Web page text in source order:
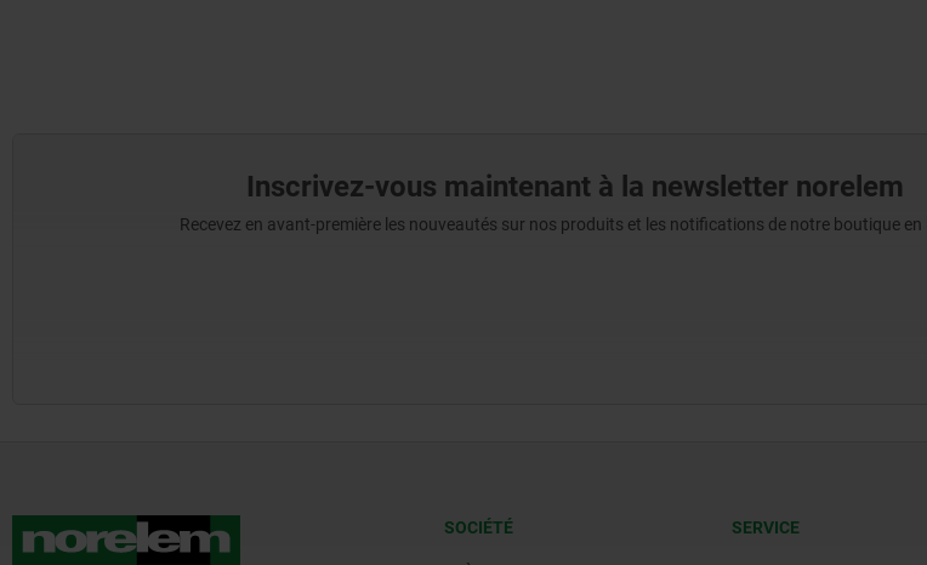
Inscrivez-vous maintenant à la newsletter norelem
Recevez en avant-première les nouveautés sur nos produits et les notifications de notre boutique en
SOCIÉTÉ SERVICE